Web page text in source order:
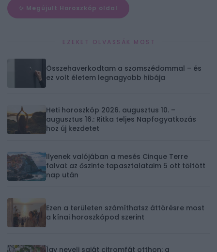
✨ Megújult Horoszkóp oldal
EZEKET OLVASSÁK MOST
Összehaverkodtam a szomszédommal – és
ez volt életem legnagyobb hibája
Heti horoszkóp 2026. augusztus 10. –
augusztus 16.: Ritka teljes Napfogyatkozás
hoz új kezdetet
Ilyenek valójában a mesés Cinque Terre
falvai: az őszinte tapasztalataim 5 ott töltött
nap után
Ezen a területen számíthatsz áttörésre most
a kínai horoszkópod szerint
Így nevelj saját citromfát otthon: a